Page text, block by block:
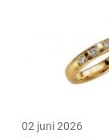
02 juni 2026